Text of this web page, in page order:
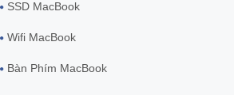
SSD MacBook
Wifi MacBook
Bàn Phím MacBook